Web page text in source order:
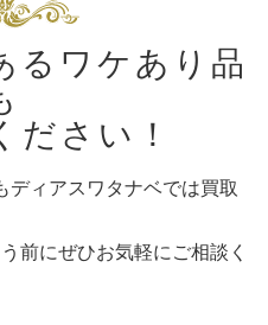
るワケあり品
ださい！
ディアスワタナベでは買取
前にぜひお気軽にご相談く